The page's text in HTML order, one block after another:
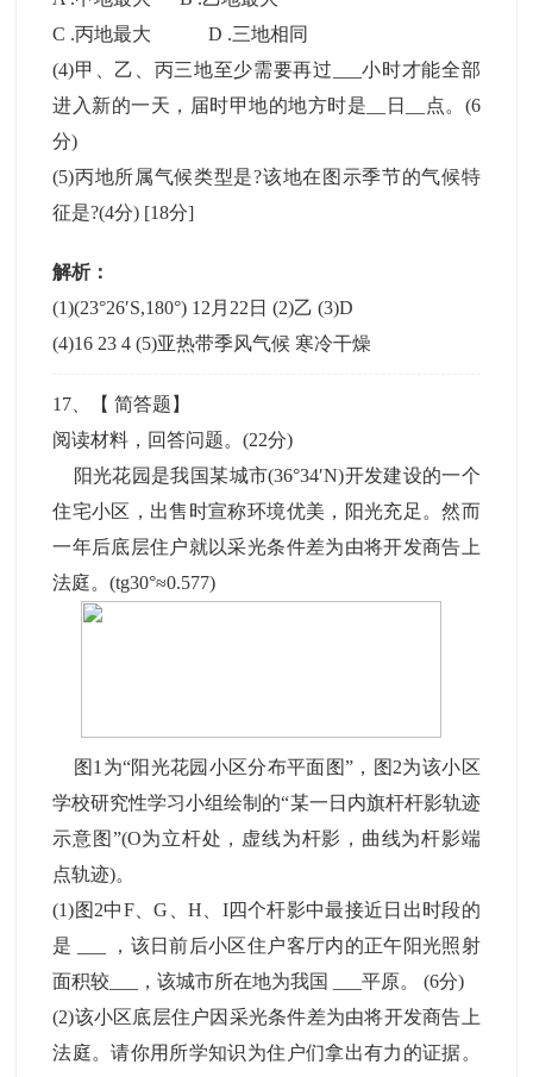
C .丙地最大 D .三地相同
(4)甲、乙、丙三地至少需要再过___小时才能全部
进入新的一天，届时甲地的地方时是__日__点。(6
分)
(5)丙地所属气候类型是?该地在图示季节的气候特
征是?(4分) [18分]
解析：
(1)(23°26′S,180°) 12月22日 (2)乙 (3)D
(4)16 23 4 (5)亚热带季风气候 寒冷干燥
17 、【简答题 】
阅读材料，回答问题。(22分)
阳光花园是我国某城市(36°34′N)开发建设的一个
住宅小区，出售时宣称环境优美，阳光充足。然而
一年后底层住户就以采光条件差为由将开发商告上
法庭。(tg30°≈0.577)
图1为“阳光花园小区分布平面图”，图2为该小区
学校研究性学习小组绘制的“某一日内旗杆杆影轨迹
示意图”(O为立杆处，虚线为杆影，曲线为杆影端
点轨迹)。
(1)图2中F、G、H、I四个杆影中最接近日出时段的
是 ___ ，该日前后小区住户客厅内的正午阳光照射
面积较___，该城市所在地为我国 ___平原。 (6分)
(2)该小区底层住户因采光条件差为由将开发商告上
法庭。请你用所学知识为住户们拿出有力的证据。